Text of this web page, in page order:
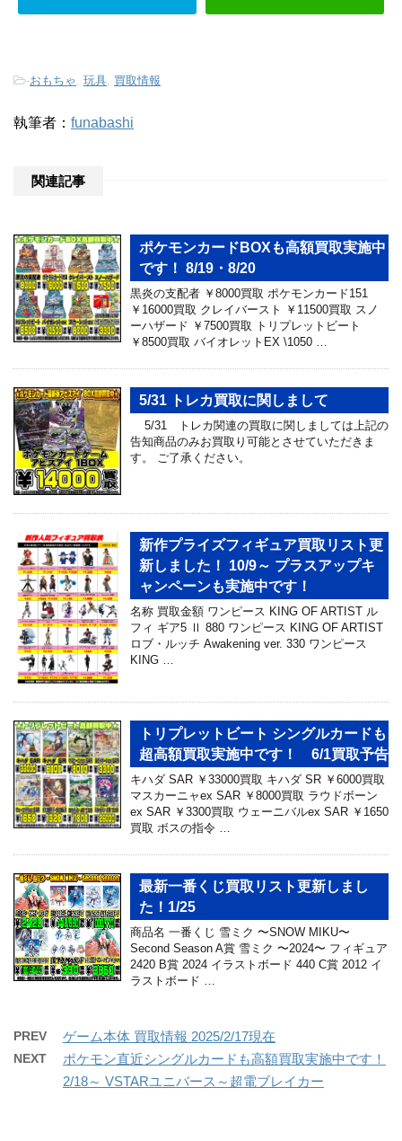
-おもちゃ 玩具 買取情報
執筆者： funabashi
関連記事
ポケモンカードBOXも高額買取実施中
です！ 8/19・8/20
黒炎の支配者 ￥8000買取 ポケモンカード151
￥16000買取 クレイバースト ￥11500買取 スノ
ーハザード ￥7500買取 トリプレットビート
￥8500買取 バイオレットEX \1050 …
5/31 トレカ買取に関しまして
5/31 トレカ関連の買取に関しましては上記の
告知商品のみお買取り可能とさせていただきま
す。 ご了承ください。
新作プライズフィギュア買取リスト更
新しました！ 10/9～ プラスアップキ
ャンペーンも実施中です！
名称 買取金額 ワンピース KING OF ARTIST ル
フィ ギア5 Ⅱ 880 ワンピース KING OF ARTIST
ロブ・ルッチ Awakening ver. 330 ワンピース
KING …
トリプレットビート シングルカードも
超高額買取実施中です！ 6/1買取予告
キハダ SAR ￥33000買取 キハダ SR ￥6000買取
マスカーニャex SAR ￥8000買取 ラウドボーン
ex SAR ￥3300買取 ウェーニバルex SAR ￥1650
買取 ボスの指令 …
最新一番くじ買取リスト更新しまし
た！1/25
商品名 ⼀番くじ 雪ミク 〜SNOW MIKU〜
Second Season A賞 雪ミク 〜2024〜 フィギュア
2420 B賞 2024 イラストボード 440 C賞 2012 イ
ラストボード …
PREV ゲーム本体 買取情報 2025/2/17現在
NEXT
ポケモン直近シングルカードも高額買取実施中です！
2/18～ VSTARユニバース～超電ブレイカー